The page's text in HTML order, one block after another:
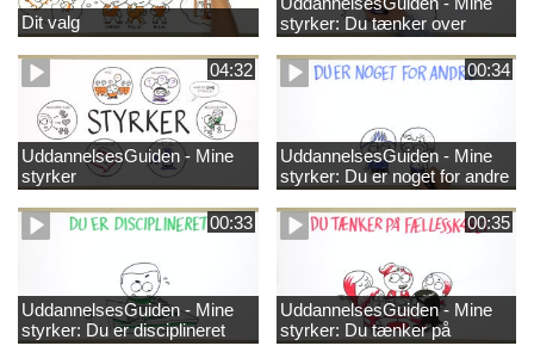
Dit valg
styrker: Du tænker over
tingene
04:32
UddannelsesGuiden - Mine
styrker
00:34
UddannelsesGuiden - Mine
styrker: Du er noget for andre
00:33
UddannelsesGuiden - Mine
styrker: Du er disciplineret
00:35
UddannelsesGuiden - Mine
styrker: Du tænker på